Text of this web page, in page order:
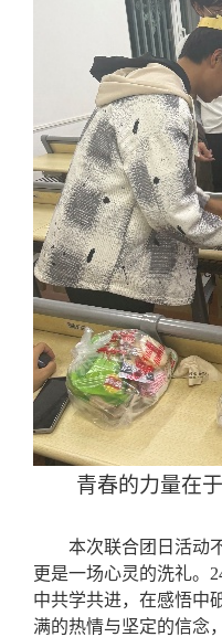
青春的力量在
本次联合团日活动
更是一场心灵的洗礼。
中共学共进，在感悟中
满的热情与坚定的信念